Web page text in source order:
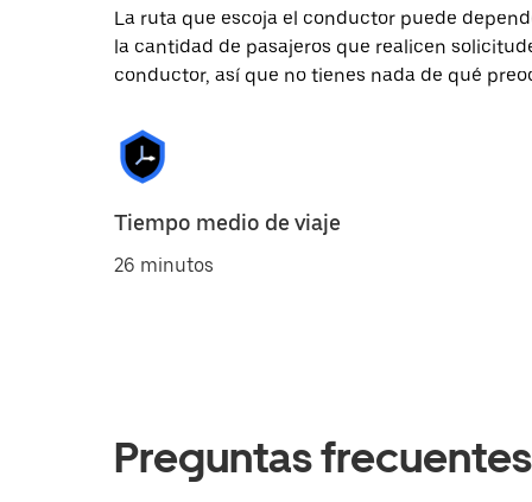
La ruta que escoja el conductor puede
la cantidad de pasajeros que realicen
conductor, así que no tienes nada de qué
Tiempo medio de viaje
26 minutos
Preguntas frecuentes